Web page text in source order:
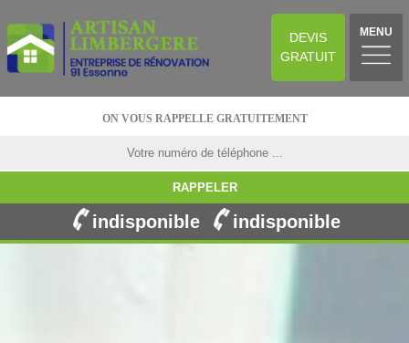
DEVIS
GRATUIT
MENU
ON VOUS RAPPELLE GRATUITEMENT
indisponible indisponible